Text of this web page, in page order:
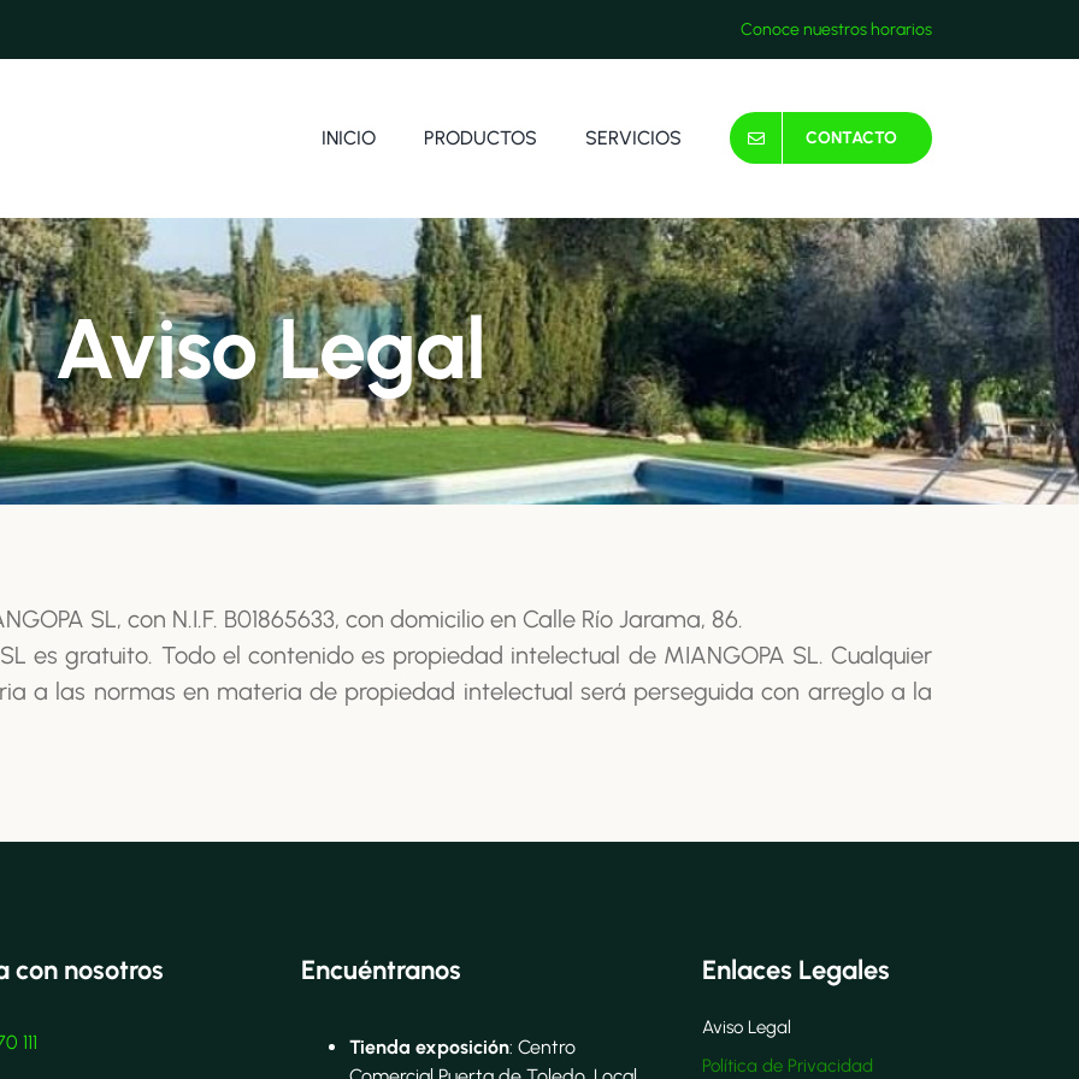
Conoce nuestros horarios
INICIO PRODUCTOS SERVICIOS CONTACTO
Aviso Legal
SL, con N.I.F. B01865633, con domicilio en Calle Río Jarama, 86.
es gratuito. Todo el contenido es propiedad intelectual de MIANGOPA SL. Cualquier
a las normas en materia de propiedad intelectual será perseguida con arreglo a la
con nosotros
111
Encuéntranos
Tienda exposición: Centro
Enlaces Legales
Aviso Legal
Política de Privacidad